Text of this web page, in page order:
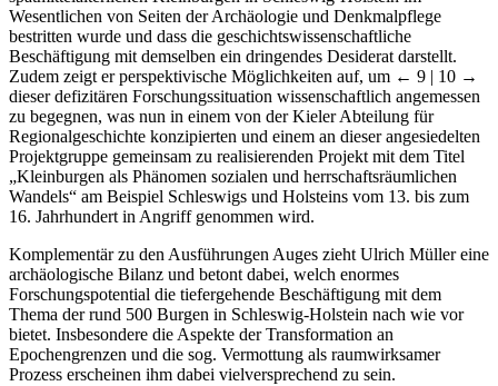
Wesentlichen von Seiten der Archäologie und Denkmalpflege
bestritten wurde und dass die geschichtswissenschaftliche
Beschäftigung mit demselben ein dringendes Desiderat darstellt.
Zudem zeigt er perspektivische Möglichkeiten auf, um ← 9 | 10 →
dieser defizitären Forschungssituation wissenschaftlich angemessen
zu begegnen, was nun in einem von der Kieler Abteilung für
Regionalgeschichte konzipierten und einem an dieser angesiedelten
Projektgruppe gemeinsam zu realisierenden Projekt mit dem Titel
„Kleinburgen als Phänomen sozialen und herrschaftsräumlichen
Wandels“ am Beispiel Schleswigs und Holsteins vom 13. bis zum
16. Jahrhundert in Angriff genommen wird.
Komplementär zu den Ausführungen Auges zieht Ulrich Müller eine
archäologische Bilanz und betont dabei, welch enormes
Forschungspotential die tiefergehende Beschäftigung mit dem
Thema der rund 500 Burgen in Schleswig-Holstein nach wie vor
bietet. Insbesondere die Aspekte der Transformation an
Epochengrenzen und die sog. Vermottung als raumwirksamer
Prozess erscheinen ihm dabei vielversprechend zu sein.